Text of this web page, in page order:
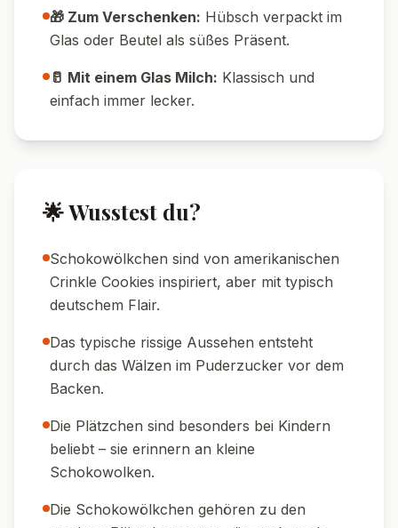
🥄 Portionieren:Mit einem Teelöffel
gleichmäßige Portionen abstechen, für
gleichmäßige Plätzchen.
🌬️ Luftig:Nicht zu lange backen, sonst
Plätzchen schmecken zerbröselt auf Eis
🍽️ Serviervorschläge
☕ Perfekt zu Kaffee oder Tee:
Schokowölkchen harmonieren wunderbar
mit Heißgetränken.
🍓 Mit frischen Beeren:
Kontrast auf dem Plätzchenteller.